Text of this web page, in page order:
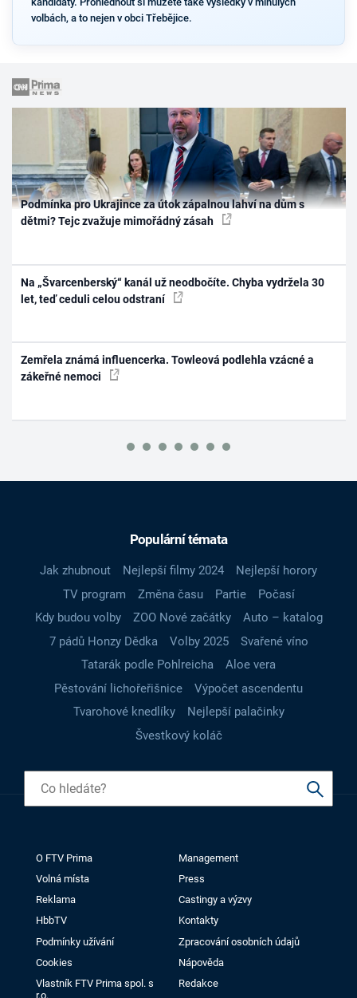
volbách, a to nejen v obci Třebějice.
Podmínka pro Ukrajince za útok zápalnou lahví na dům s
dětmi? Tejc zvažuje mimořádný zásah
Na „Švarcenberský“ kanál už neodbočíte. Chyba vydržela 30
let, teď ceduli celou odstraní
Zemřela známá influencerka. Towleová podlehla vzácné a
zákeřné nemoci
Populární témata
Jak zhubnout Nejlepší filmy 2024
Nejlepší horory
TV program
Změna času Partie
Počasí
Kdy budou volby
ZOO Nové začátky
Auto – katalog
7 pádů Honzy Dědka
Volby 2025
Svařené víno
Tatarák podle Pohlreicha
Aloe vera
Pěstování lichořeřišnice
Výpočet ascendentu
Tvarohové knedlíky
Nejlepší palačinky
Švestkový koláč
O FTV Prima
Management
Volná místa
Press
Reklama
Castingy a výzvy
HbbTV
Kontakty
Podmínky užívání
Zpracování osobních údajů
Cookies
Nápověda
Vlastník FTV Prima spol. s
r.o.
Redakce